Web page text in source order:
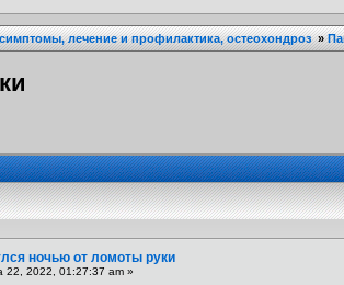
лечение и профилактика, остеохондроз»
ночью от ломоты руки
22, 2022, 01:27:37 am »